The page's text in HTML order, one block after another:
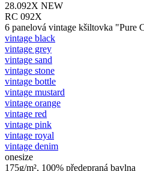
28.092X NEW
RC 092X
6 panelová vintage kšiltovka "Pure
vintage black
vintage grey
vintage sand
vintage stone
vintage bottle
vintage mustard
vintage orange
vintage red
vintage pink
vintage royal
vintage denim
onesize
175g/m², 100% předepraná bavlna